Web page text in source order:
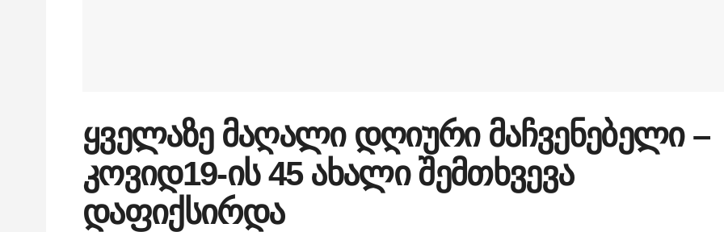
ყველაზე მაღალი დღიური მაჩვენებელი –
კოვიდ19-ის 45 ახალი შემთხვევა
დაფიქსირდა